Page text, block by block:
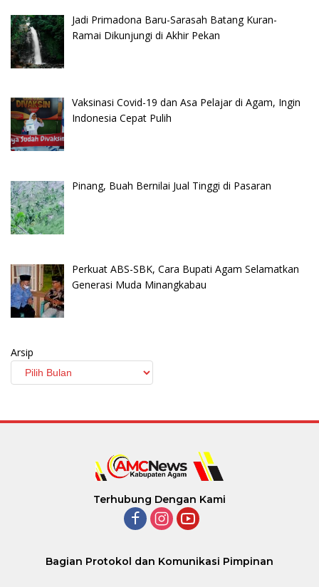
Jadi Primadona Baru-Sarasah Batang Kuran-
Ramai Dikunjungi di Akhir Pekan
Vaksinasi Covid-19 dan Asa Pelajar di Agam, Ingin
Indonesia Cepat Pulih
Pinang, Buah Bernilai Jual Tinggi di Pasaran
Perkuat ABS-SBK, Cara Bupati Agam Selamatkan
Generasi Muda Minangkabau
Arsip
Terhubung Dengan Kami
Bagian Protokol dan Komunikasi Pimpinan